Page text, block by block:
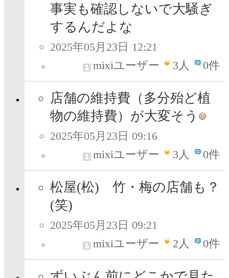
事実も確認しないで大騒ぎ
するんだよな
2025年05月23日 12:21
mixiユーザー
3人 0件
店舗の維持費（多分殆ど植
物の維持費）が大変そう
2025年05月23日 09:16
mixiユーザー
3人 0件
松屋(松) 竹・梅の店舗も？
(笑)
2025年05月23日 09:21
mixiユーザー
2人 0件